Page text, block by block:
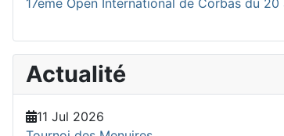
Actualité
11 Jul 2026